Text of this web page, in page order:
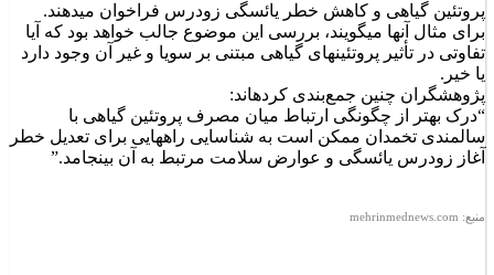
پروتئین گیاهی و کاهش خطر یائسگی زودرس فراخوان می‎دهند.
برای مثال آنها می‎گویند، بررسی این موضوع جالب خواهد بود که آیا
تفاوتی در تأثیر پروتئین‎های گیاهی مبتنی بر سویا و غیر آن وجود دارد
یا خیر.
پژوهشگران چنین جمع‌بندی کرده‎اند:
“درک بهتر از چگونگی ارتباط میان مصرف پروتئین گیاهی با
سالمندی تخمدان ممکن است به شناسایی راه‎هایی برای تعدیل خطر
آغاز زودرس یائسگی و عوارض سلامت مرتبط به آن بینجامد.”
منبع: mehrinmednews.com